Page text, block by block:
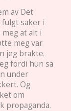
av Det
saker i
at alt i
meg var
jeg brakte.
fordi hun sa
under
Og
om
propaganda.